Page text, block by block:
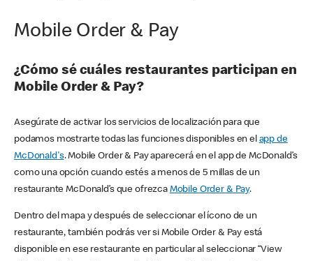
Mobile Order & Pay
¿Cómo sé cuáles restaurantes participan en
Mobile Order & Pay?
Asegúrate de activar los servicios de localización para que
podamos mostrarte todas las funciones disponibles en el app de
McDonald's. Mobile Order & Pay aparecerá en el app de McDonald’s
como una opción cuando estés a menos de 5 millas de un
restaurante McDonald’s que ofrezca Mobile Order & Pay.
Dentro del mapa y después de seleccionar el ícono de un
restaurante, también podrás ver si Mobile Order & Pay está
disponible en ese restaurante en particular al seleccionar “View